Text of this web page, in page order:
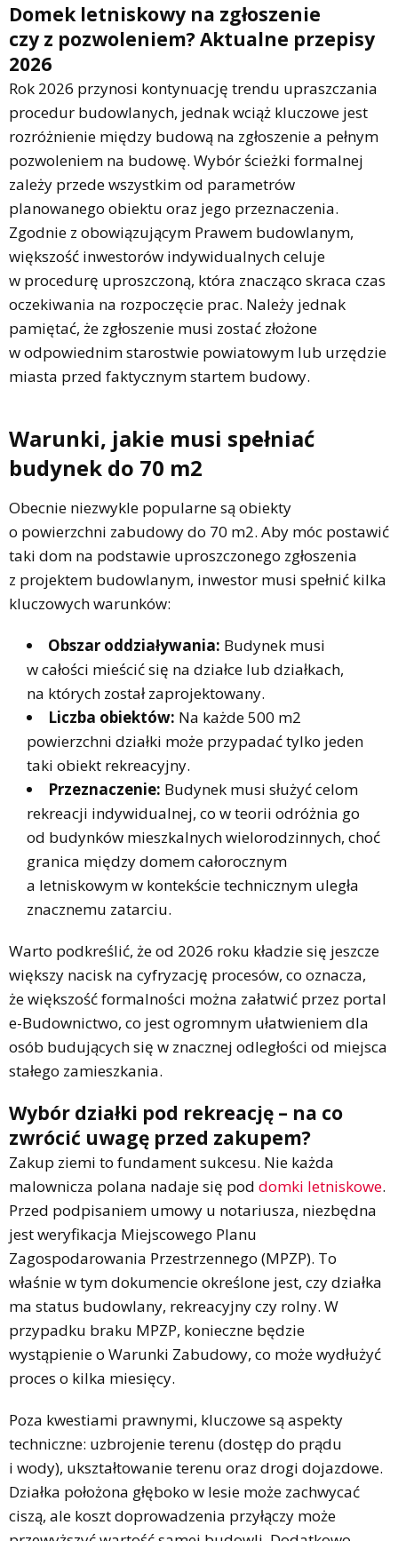
Domek letniskowy na zgłoszenie
czy z pozwoleniem? Aktualne przepisy
2026
Rok 2026 przynosi kontynuację trendu upraszczania
procedur budowlanych, jednak wciąż kluczowe jest
rozróżnienie między budową na zgłoszenie a pełnym
pozwoleniem na budowę. Wybór ścieżki formalnej
zależy przede wszystkim od parametrów
planowanego obiektu oraz jego przeznaczenia.
Zgodnie z obowiązującym Prawem budowlanym,
większość inwestorów indywidualnych celuje
w procedurę uproszczoną, która znacząco skraca czas
oczekiwania na rozpoczęcie prac. Należy jednak
pamiętać, że zgłoszenie musi zostać złożone
w odpowiednim starostwie powiatowym lub urzędzie
miasta przed faktycznym startem budowy.
Warunki, jakie musi spełniać
budynek do 70 m2
Obecnie niezwykle popularne są obiekty
o powierzchni zabudowy do 70 m2. Aby móc postawić
taki dom na podstawie uproszczonego zgłoszenia
z projektem budowlanym, inwestor musi spełnić kilka
kluczowych warunków:
Obszar oddziaływania: Budynek musi
w całości mieścić się na działce lub działkach,
na których został zaprojektowany.
Liczba obiektów: Na każde 500 m2
powierzchni działki może przypadać tylko jeden
taki obiekt rekreacyjny.
Przeznaczenie: Budynek musi służyć celom
rekreacji indywidualnej, co w teorii odróżnia go
od budynków mieszkalnych wielorodzinnych, choć
granica między domem całorocznym
a letniskowym w kontekście technicznym uległa
znacznemu zatarciu.
Warto podkreślić, że od 2026 roku kładzie się jeszcze
większy nacisk na cyfryzację procesów, co oznacza,
że większość formalności można załatwić przez portal
e-Budownictwo, co jest ogromnym ułatwieniem dla
osób budujących się w znacznej odległości od miejsca
stałego zamieszkania.
Wybór działki pod rekreację – na co
zwrócić uwagę przed zakupem?
Zakup ziemi to fundament sukcesu. Nie każda
malownicza polana nadaje się pod domki letniskowe.
Przed podpisaniem umowy u notariusza, niezbędna
jest weryfikacja Miejscowego Planu
Zagospodarowania Przestrzennego (MPZP). To
właśnie w tym dokumencie określone jest, czy działka
ma status budowlany, rekreacyjny czy rolny. W
przypadku braku MPZP, konieczne będzie
wystąpienie o Warunki Zabudowy, co może wydłużyć
proces o kilka miesięcy.
Poza kwestiami prawnymi, kluczowe są aspekty
techniczne: uzbrojenie terenu (dostęp do prądu
i wody), ukształtowanie terenu oraz drogi dojazdowe.
Działka położona głęboko w lesie może zachwycać
ciszą, ale koszt doprowadzenia przyłączy może